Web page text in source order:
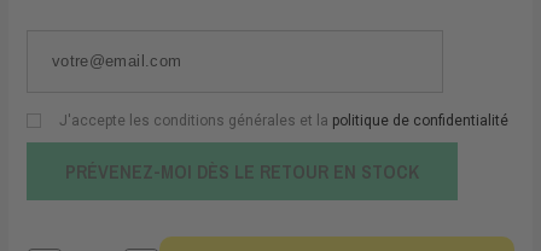
J'accepte les conditions générales et la politique de confidentialité
PRÉVENEZ-MOI DÈS LE RETOUR EN STOCK